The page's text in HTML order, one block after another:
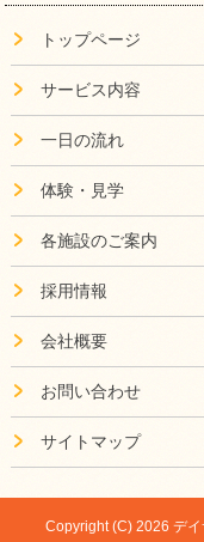
トップページ
サービス内容
一日の流れ
体験・見学
各施設のご案内
採用情報
会社概要
お問い合わせ
サイトマップ
Copyright (C) 2026 デ